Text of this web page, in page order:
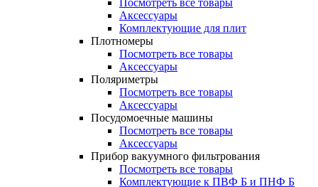
Посмотреть все товары
Аксессуары
Комплектующие для плит
Плотномеры
Посмотреть все товары
Аксессуары
Поляриметры
Посмотреть все товары
Аксессуары
Посудомоечные машины
Посмотреть все товары
Аксессуары
Прибор вакуумного фильтрования
Посмотреть все товары
Комплектующие к ПВФ Б и ПНФ Б